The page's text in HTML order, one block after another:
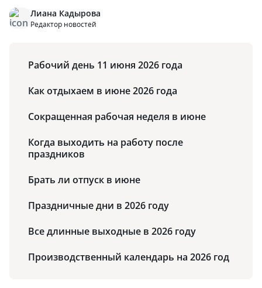
Лиана Кадырова
Редактор новостей
Рабочий день 11 июня 2026 года
Как отдыхаем в июне 2026 года
Сокращенная рабочая неделя в июне
Когда выходить на работу после
праздников
Брать ли отпуск в июне
Праздничные дни в 2026 году
Все длинные выходные в 2026 году
Производственный календарь на 2026 год